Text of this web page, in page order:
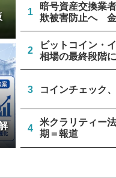
1
暗号資産交換業
欺被害防止へ
2
ビットコイン・
相場の最終段階
クアント
3 コインチェック
4
米クラリティー
期＝報道